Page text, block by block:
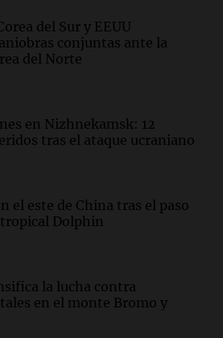
del Sur y EEUU
conjuntas ante la
del Norte
en Nizhnekamsk: 12
tras el ataque ucraniano
el este de China tras el paso
Dolphin
la lucha contra
en el monte Bromo y